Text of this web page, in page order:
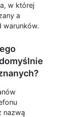
w której
a
warunków.
nazwą